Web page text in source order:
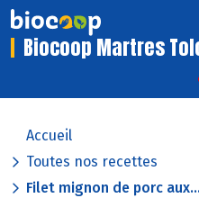
Biocoop Martres
Accueil
Toutes nos recettes
Filet mignon de porc